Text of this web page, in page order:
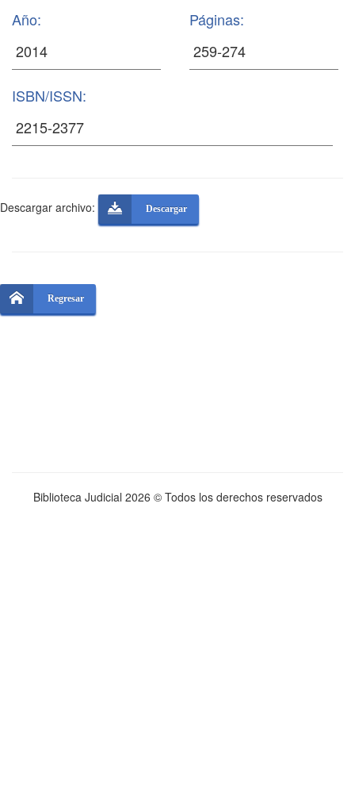
Año: Páginas:
ISBN/ISSN:
Descargar archivo: Descargar
Regresar
Biblioteca Judicial 2026 © Todos los derechos reservados